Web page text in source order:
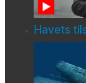
Havets